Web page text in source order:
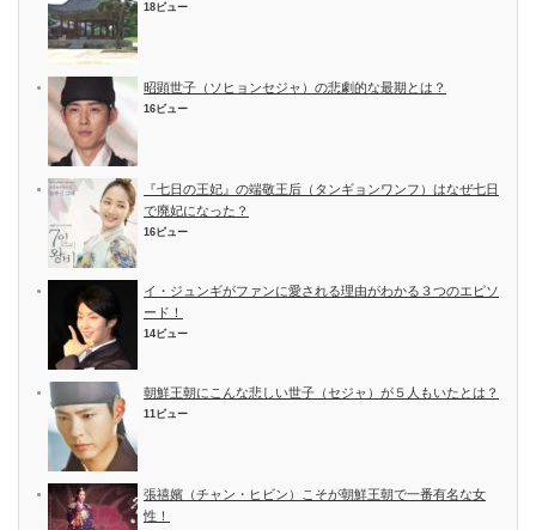
18ビュー
昭顕世子（ソヒョンセジャ）の悲劇的な最期とは？
16ビュー
『七日の王妃』の端敬王后（タンギョンワンフ）はなぜ七日
で廃妃になった？
16ビュー
イ・ジュンギがファンに愛される理由がわかる３つのエピソ
ード！
14ビュー
朝鮮王朝にこんな悲しい世子（セジャ）が５人もいたとは？
11ビュー
張禧嬪（チャン・ヒビン）こそが朝鮮王朝で一番有名な女
性！